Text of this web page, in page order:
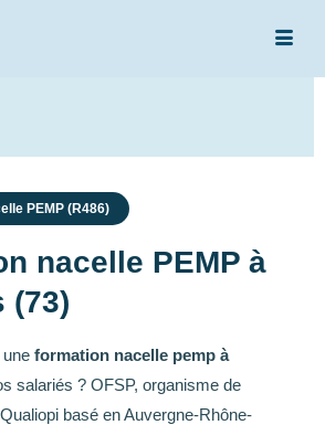
PEMP (R486)
nacelle PEMP à
(73)
formation nacelle pemp à
salariés ? OFSP, organisme de
basé en Auvergne-Rhône-